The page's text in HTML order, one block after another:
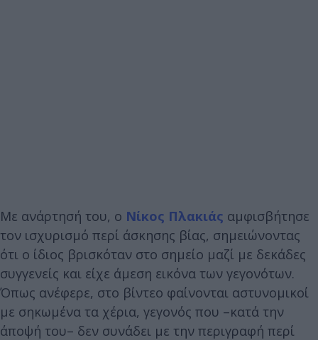
Με ανάρτησή του, ο Νίκος Πλακιάς αμφισβήτησε
τον ισχυρισμό περί άσκησης βίας, σημειώνοντας
ότι ο ίδιος βρισκόταν στο σημείο μαζί με δεκάδες
συγγενείς και είχε άμεση εικόνα των γεγονότων.
Όπως ανέφερε, στο βίντεο φαίνονται αστυνομικοί
με σηκωμένα τα χέρια, γεγονός που –κατά την
άποψή του– δεν συνάδει με την περιγραφή περί